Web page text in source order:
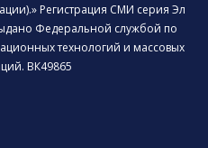
Регистрация СМИ серия Эл
Федеральной службой по
технологий и массовых
ВК49865